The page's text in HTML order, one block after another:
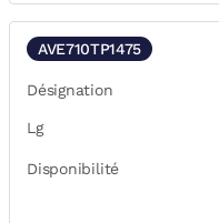
AVE710TP1475
Désignation
Lg
Disponibilité